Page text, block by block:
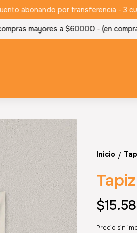
abonando por transferencia - 3
mayores a $60000 - (en compras
Inicio /
Precio sin